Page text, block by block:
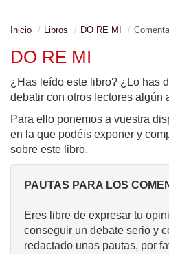
Inicio Libros DO RE MI
DO RE MI
¿Has leído este libro? ¿Lo has
debatir con otros lectores algún
Para ello ponemos a vuestra
en la que podéis exponer y
sobre este libro.
PAUTAS PARA LOS
Eres libre de expresar tu
conseguir un debate serio y
redactado unas pautas, por